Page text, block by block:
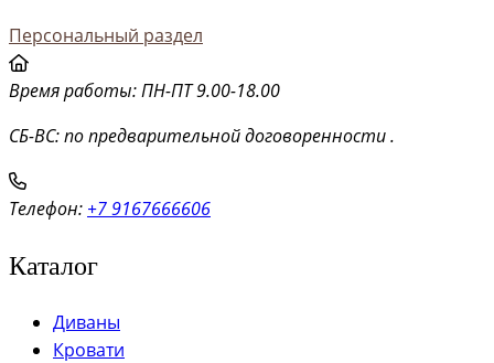
Персональный раздел
Время работы: ПН-ПТ 9.00-18.00
СБ-ВС: по предварительной договоренности .
Телефон: +7 9167666606
Каталог
Диваны
Кровати